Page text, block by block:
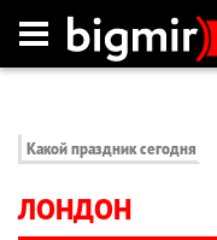
Какой праздник сегодня
ЛОНДОН